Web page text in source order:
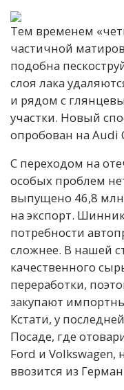
Тем временем
частичной
подобна
слоя лака
и рядом с
участки. Новый
опробован на Audi
С переходом на
особых проблем
выпущено 46,8
на экспорт.
потребности
сложнее. В нашей
качественного
переработки,
закупают
Кстати, у
Посаде, где
Ford и Volkswagen,
ввозится из